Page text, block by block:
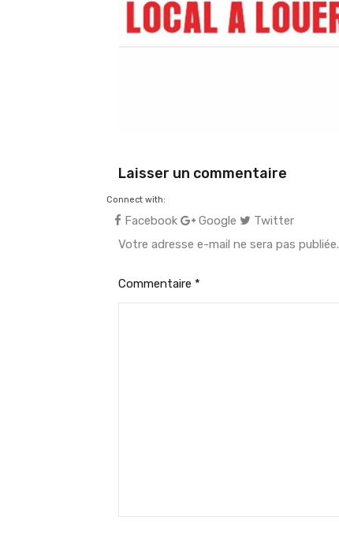
Laisser un commentaire
Connect with:
Facebook Google
Twitter
Votre adresse e-mail ne sera pas publiée.
Commentaire *